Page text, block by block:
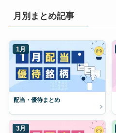
月別まとめ記事
1月
配当・優待まとめ
3月